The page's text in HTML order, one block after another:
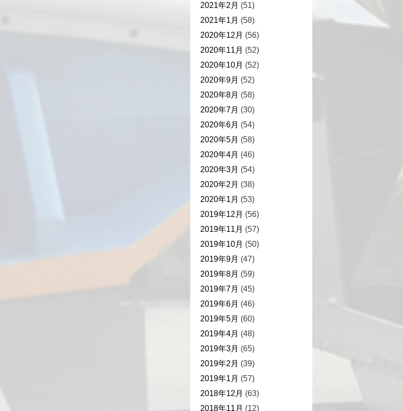
2021年2月 (51)
2021年1月 (58)
2020年12月 (56)
2020年11月 (52)
2020年10月 (52)
2020年9月 (52)
2020年8月 (58)
2020年7月 (30)
2020年6月 (54)
2020年5月 (58)
2020年4月 (46)
2020年3月 (54)
2020年2月 (38)
2020年1月 (53)
2019年12月 (56)
2019年11月 (57)
2019年10月 (50)
2019年9月 (47)
2019年8月 (59)
2019年7月 (45)
2019年6月 (46)
2019年5月 (60)
2019年4月 (48)
2019年3月 (65)
2019年2月 (39)
2019年1月 (57)
2018年12月 (63)
2018年11月 (12)